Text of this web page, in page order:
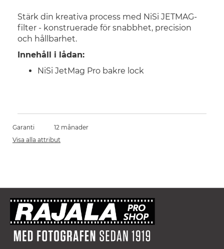
Stärk din kreativa process med NiSi JETMAG-
filter - konstruerade för snabbhet, precision
och hållbarhet.
Innehåll i lådan:
NiSi JetMag Pro bakre lock
Garanti
12 månader
Visa alla attribut